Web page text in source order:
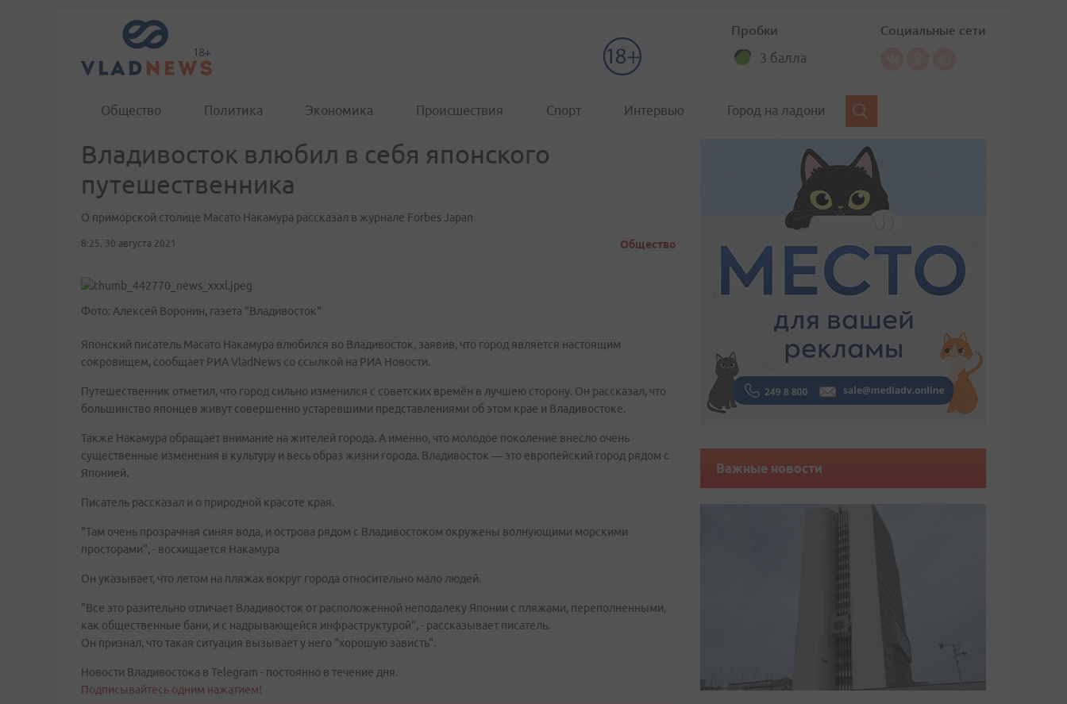
Пробки
3 балла
Социальные сети
Общество Политика Экономика Происшествия Спорт Интервью Город на ладони
Владивосток влюбил в себя японского
путешественника
О приморской столице Масато Накамура рассказал в журнале Forbes Japan
8:25, 30 августа 2021 Общество
Фото: Алексей Воронин, газета "Владивосток"
Японский писатель Масато Накамура влюбился во Владивосток, заявив, что город является настоящим
сокровищем, сообщает РИА VladNews со ссылкой на РИА Новости.
Путешественник отметил, что город сильно изменился с советских времён в лучшею сторону. Он рассказал, что
большинство японцев живут совершенно устаревшими представлениями об этом крае и Владивостоке.
Также Накамура обращает внимание на жителей города. А именно, что молодое поколение внесло очень
существенные изменения в культуру и весь образ жизни города. Владивосток — это европейский город рядом с
Японией.
Писатель рассказал и о природной красоте края.
"Там очень прозрачная синяя вода, и острова рядом с Владивостоком окружены волнующими морскими
просторами", - восхищается Накамура
Он указывает, что летом на пляжах вокруг города относительно мало людей.
"Все это разительно отличает Владивосток от расположенной неподалеку Японии с пляжами, переполненными,
как общественные бани, и с надрывающейся инфраструктурой", - рассказывает писатель.
Он признал, что такая ситуация вызывает у него "хорошую зависть".
Новости Владивостока в Telegram - постоянно в течение дня.
Подписывайтесь одним нажатием!
Важные новости